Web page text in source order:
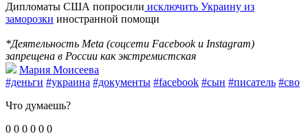
Дипломаты США попросили исключить Украину из
заморозки иностранной помощи
*Деятельность Meta (соцсети Facebook и Instagram)
запрещена в России как экстремистская
Мария Моисеева
#деньги #украина #документы #facebook #сын #писатель #сво
Что думаешь?
0 0 0 0 0 0